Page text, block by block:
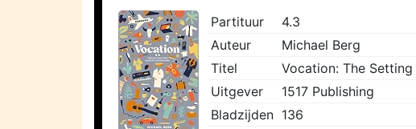
Partituur
4.3
Auteur
Michael Berg
Titel
Vocation: The
Uitgever
1517 Publishing
Bladzijden 136